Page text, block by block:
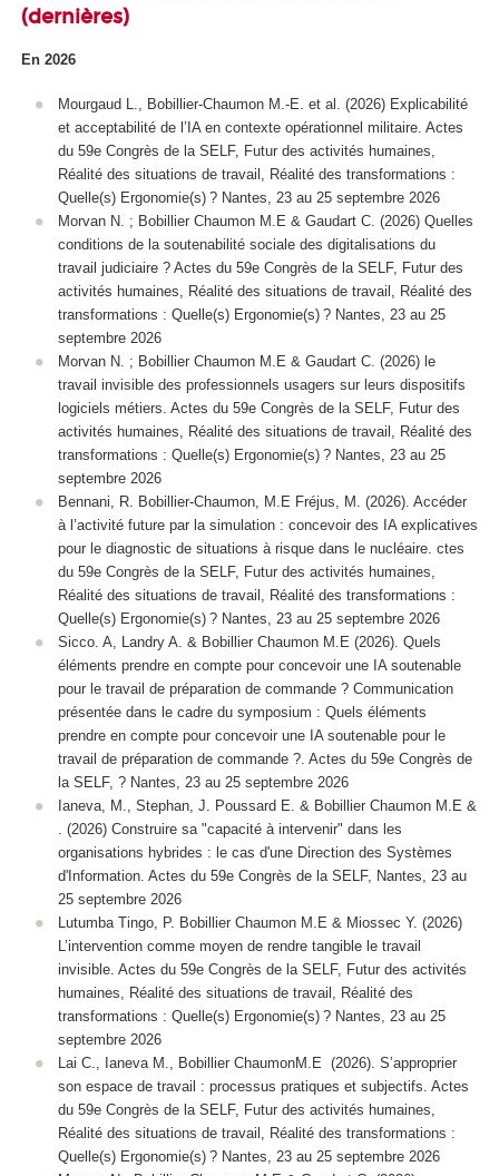
(dernières)
En 2026
Mourgaud L., Bobillier-Chaumon M.-E. et al. (2026) Explicabilité
et acceptabilité de l’IA en contexte opérationnel militaire. Actes
du 59e Congrès de la SELF, Futur des activités humaines,
Réalité des situations de travail, Réalité des transformations :
Quelle(s) Ergonomie(s) ? Nantes, 23 au 25 septembre 2026
Morvan N. ; Bobillier Chaumon M.E & Gaudart C. (2026) Quelles
conditions de la soutenabilité sociale des digitalisations du
travail judiciaire ? Actes du 59e Congrès de la SELF, Futur des
activités humaines, Réalité des situations de travail, Réalité des
transformations : Quelle(s) Ergonomie(s) ? Nantes, 23 au 25
septembre 2026
Morvan N. ; Bobillier Chaumon M.E & Gaudart C. (2026) le
travail invisible des professionnels usagers sur leurs dispositifs
logiciels métiers. Actes du 59e Congrès de la SELF, Futur des
activités humaines, Réalité des situations de travail, Réalité des
transformations : Quelle(s) Ergonomie(s) ? Nantes, 23 au 25
septembre 2026
Bennani, R. Bobillier-Chaumon, M.E Fréjus, M. (2026). Accéder
à l’activité future par la simulation : concevoir des IA explicatives
pour le diagnostic de situations à risque dans le nucléaire. ctes
du 59e Congrès de la SELF, Futur des activités humaines,
Réalité des situations de travail, Réalité des transformations :
Quelle(s) Ergonomie(s) ? Nantes, 23 au 25 septembre 2026
Sicco. A, Landry A. & Bobillier Chaumon M.E (2026). Quels
éléments prendre en compte pour concevoir une IA soutenable
pour le travail de préparation de commande ? Communication
présentée dans le cadre du symposium : Quels éléments
prendre en compte pour concevoir une IA soutenable pour le
travail de préparation de commande ?. Actes du 59e Congrès de
la SELF, ? Nantes, 23 au 25 septembre 2026
Ianeva, M., Stephan, J. Poussard E. & Bobillier Chaumon M.E &
. (2026) Construire sa "capacité à intervenir" dans les
organisations hybrides : le cas d'une Direction des Systèmes
d'Information. Actes du 59e Congrès de la SELF, Nantes, 23 au
25 septembre 2026
Lutumba Tingo, P. Bobillier Chaumon M.E & Miossec Y. (2026)
L’intervention comme moyen de rendre tangible le travail
invisible. Actes du 59e Congrès de la SELF, Futur des activités
humaines, Réalité des situations de travail, Réalité des
transformations : Quelle(s) Ergonomie(s) ? Nantes, 23 au 25
septembre 2026
Lai C., Ianeva M., Bobillier ChaumonM.E (2026). S’approprier
son espace de travail : processus pratiques et subjectifs. Actes
du 59e Congrès de la SELF, Futur des activités humaines,
Réalité des situations de travail, Réalité des transformations :
Quelle(s) Ergonomie(s) ? Nantes, 23 au 25 septembre 2026